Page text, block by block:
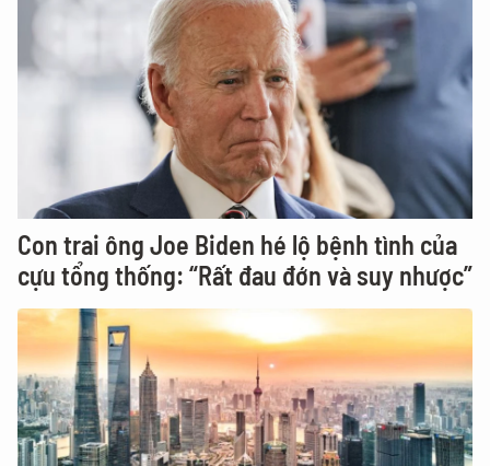
Con trai ông Joe Biden hé lộ bệnh tình của
cựu tổng thống: “Rất đau đớn và suy nhược”